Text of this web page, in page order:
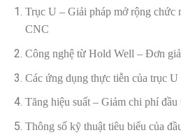
Trục U – Giải pháp mở rộng chức
CNC
Công nghệ từ Hold Well – Đơn
Các ứng dụng thực tiễn của trục U
Tăng hiệu suất – Giảm chi phí đầu
Thông số kỹ thuật tiêu biểu của